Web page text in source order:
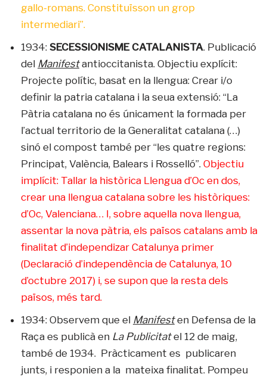
gallo-romans. Constituïsson un grop
intermediari”.
1934: SECESSIONISME CATALANISTA. Publicació
del Manifestantioccitanista. Objectiu explícit:
Projecte polític, basat en la llengua: Crear i/o
definir la patria catalana i la seua extensió: “La
Pàtria catalana no és únicament la formada per
l’actual territorio de la Generalitat catalana (…)
sinó el compost també per “les quatre regions:
Principat, València, Balears i Rosselló”. Objectiu
implícit: Tallar la històrica Llengua d’Oc en dos,
crear una llengua catalana sobre les històriques:
d’Oc, Valenciana… I, sobre aquella nova llengua,
assentar la nova pàtria, els països catalans amb la
finalitat d’independizar Catalunya primer
(Declaració d’independència de Catalunya, 10
d’octubre 2017) i, se supon que la resta dels
països, més tard.
1934: Observem que el Manifesten Defensa de la
Raça es publicà en La Publicitatel 12 de maig,
també de 1934. Pràcticament es publicaren
junts, i responien a la mateixa finalitat. Pompeu